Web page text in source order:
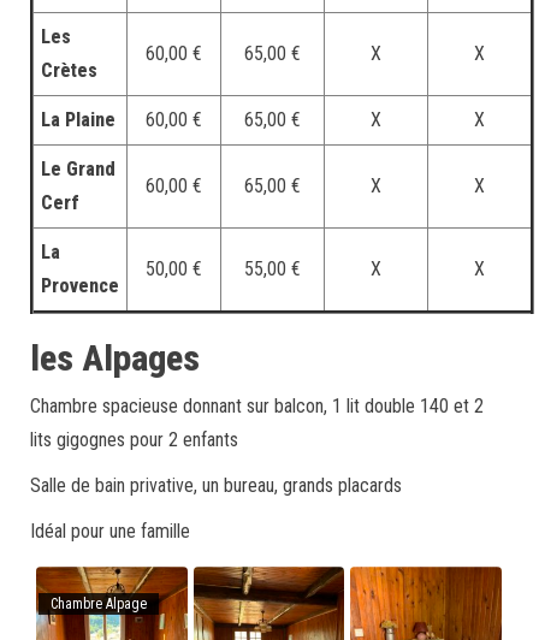
Les
Crètes
60,00 € 65,00 € X X
La Plaine 60,00 € 65,00 € X X
Le Grand
Cerf
60,00 € 65,00 € X X
La
Provence
50,00 € 55,00 € X X
les Alpages
Chambre spacieuse donnant sur balcon, 1 lit double 140 et 2
lits gigognes pour 2 enfants
Salle de bain privative, un bureau, grands placards
Idéal pour une famille
Chambre Alpage